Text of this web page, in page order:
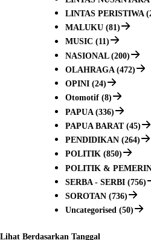
LINTAS PERISTIWA
MALUKU (81)
MUSIC (11)
NASIONAL (200)
OLAHRAGA (472)
OPINI (24)
Otomotif (8)
PAPUA (336)
PAPUA BARAT (45)
PENDIDIKAN (264)
POLITIK (850)
POLITIK &
SERBA - SERBI (756)
SOROTAN (736)
Uncategorised (50)
Lihat Berdasarkan Tanggal